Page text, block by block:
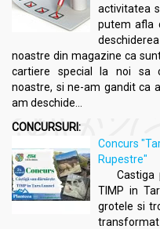
activitatea
putem afla
noastre din magazine ca
cartiere special la noi sa
noastre, si ne-am gandit ca
am deschide...
CONCURSURI:
Concurs
Rupestre"
Castiga
TIMP in
grotele si